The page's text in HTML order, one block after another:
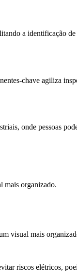
a identificação
chave agiliza
onde pessoas
mais organizado.
visual mais
riscos elétricos,